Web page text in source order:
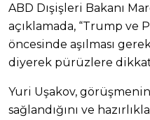
ABD Dışişleri Bakanı
açıklamada, “Trump ve
öncesinde aşılması
diyerek pürüzlere
Yuri Uşakov,
sağlandığını ve